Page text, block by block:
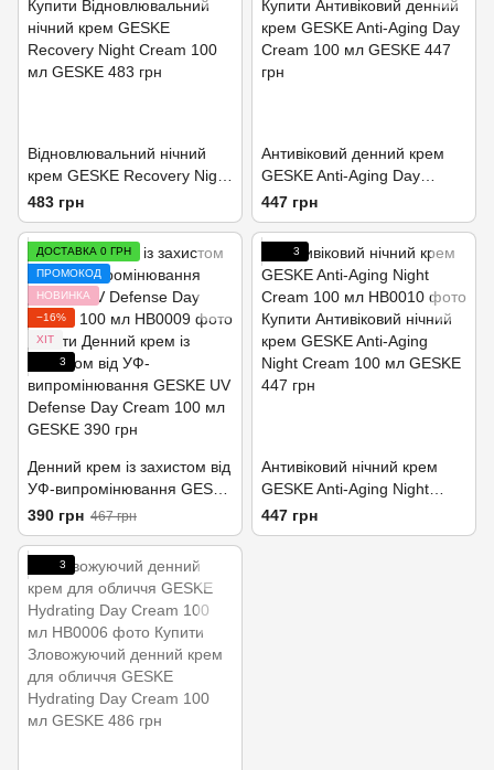
Відновлювальний нічний
крем GESKE Recovery Night
Cream 100 мл
483 грн
Антивіковий денний крем
GESKE Anti-Aging Day
Cream 100 мл
447 грн
ДОСТАВКА 0 ГРН
ПРОМОКОД
НОВИНКА
−16%
ХІТ
3
Денний крем із захистом від
УФ-випромінювання GESKE
UV Defense Day Cream 100
мл
390 грн 467 грн
3
Антивіковий нічний крем
GESKE Anti-Aging Night
Cream 100 мл
447 грн
3